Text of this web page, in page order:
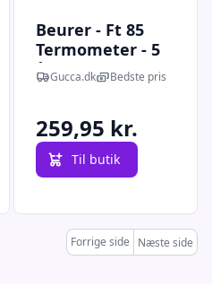
Beurer - Ft 85
Termometer - 5
års Garanti
Gucca.dk Bedste pris
259,95 kr.
Til butik
Forrige side Næste side